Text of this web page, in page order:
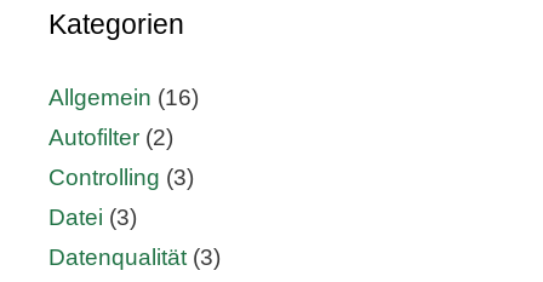
Kategorien
Allgemein (16)
Autofilter (2)
Controlling (3)
Datei (3)
Datenqualität (3)